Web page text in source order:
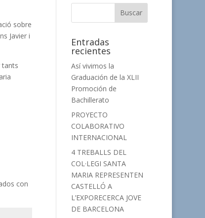
sobre
Javier i
tants
con
Entradas
recientes
Así vivimos la
Graduación de la XLII
Promoción de
Bachillerato
PROYECTO
COLABORATIVO
INTERNACIONAL
4 TREBALLS DEL
COL·LEGI SANTA
MARIA REPRESENTEN
CASTELLÓ A
L’EXPORECERCA JOVE
DE BARCELONA